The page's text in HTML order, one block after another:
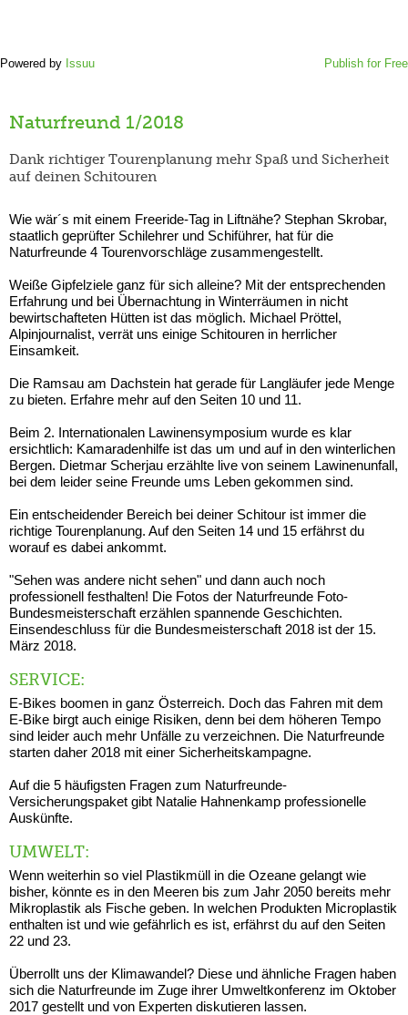
Powered by Issuu Publish for Free
Naturfreund 1/2018
Dank richtiger Tourenplanung mehr Spaß und Sicherheit
auf deinen Schitouren
Wie wär´s mit einem Freeride-Tag in Liftnähe? Stephan Skrobar,
staatlich geprüfter Schilehrer und Schiführer, hat für die
Naturfreunde 4 Tourenvorschläge zusammengestellt.
Weiße Gipfelziele ganz für sich alleine? Mit der entsprechenden
Erfahrung und bei Übernachtung in Winterräumen in nicht
bewirtschafteten Hütten ist das möglich. Michael Pröttel,
Alpinjournalist, verrät uns einige Schitouren in herrlicher
Einsamkeit.
Die Ramsau am Dachstein hat gerade für Langläufer jede Menge
zu bieten. Erfahre mehr auf den Seiten 10 und 11.
Beim 2. Internationalen Lawinensymposium wurde es klar
ersichtlich: Kamaradenhilfe ist das um und auf in den winterlichen
Bergen. Dietmar Scherjau erzählte live von seinem Lawinenunfall,
bei dem leider seine Freunde ums Leben gekommen sind.
Ein entscheidender Bereich bei deiner Schitour ist immer die
richtige Tourenplanung. Auf den Seiten 14 und 15 erfährst du
worauf es dabei ankommt.
"Sehen was andere nicht sehen" und dann auch noch
professionell festhalten! Die Fotos der Naturfreunde Foto-
Bundesmeisterschaft erzählen spannende Geschichten.
Einsendeschluss für die Bundesmeisterschaft 2018 ist der 15.
März 2018.
SERVICE:
E-Bikes boomen in ganz Österreich. Doch das Fahren mit dem
E-Bike birgt auch einige Risiken, denn bei dem höheren Tempo
sind leider auch mehr Unfälle zu verzeichnen. Die Naturfreunde
starten daher 2018 mit einer Sicherheitskampagne.
Auf die 5 häufigsten Fragen zum Naturfreunde-
Versicherungspaket gibt Natalie Hahnenkamp professionelle
Auskünfte.
UMWELT:
Wenn weiterhin so viel Plastikmüll in die Ozeane gelangt wie
bisher, könnte es in den Meeren bis zum Jahr 2050 bereits mehr
Mikroplastik als Fische geben. In welchen Produkten Microplastik
enthalten ist und wie gefährlich es ist, erfährst du auf den Seiten
22 und 23.
Überrollt uns der Klimawandel? Diese und ähnliche Fragen haben
sich die Naturfreunde im Zuge ihrer Umweltkonferenz im Oktober
2017 gestellt und von Experten diskutieren lassen.